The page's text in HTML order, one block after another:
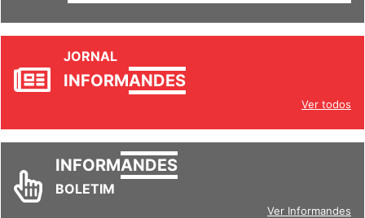
JORNAL
INFORMANDES
Ver todos
INFORMANDES
BOLETIM
Ver Informandes